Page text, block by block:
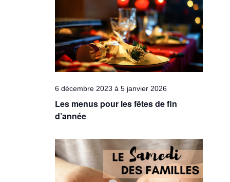
6 décembre 2023 à5 janvier 2026
Les menus pour les fêtes de fin
d’année